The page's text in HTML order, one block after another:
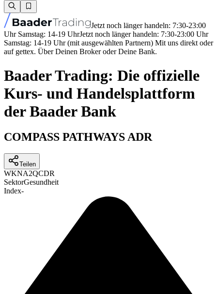
Jetzt noch länger handeln: 7:30-23:00
Uhr Samstag: 14-19 UhrJetzt noch länger handeln: 7:30-23:00 Uhr
Samstag: 14-19 Uhr (mit ausgewählten Partnern) Mit uns direkt oder
auf gettex. Über Deinen Broker oder Deine Bank.
Baader Trading: Die offizielle
Kurs- und Handelsplattform
der Baader Bank
COMPASS PATHWAYS ADR
Teilen
WKNA2QCDR
SektorGesundheit
Index-